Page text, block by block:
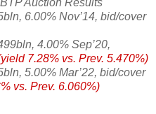
6.00% Nov’14, bid/cover
4.00% Sep’20,
7.28% vs. Prev. 5.470%)
5.00% Mar’22, bid/cover
vs. Prev. 6.060%)